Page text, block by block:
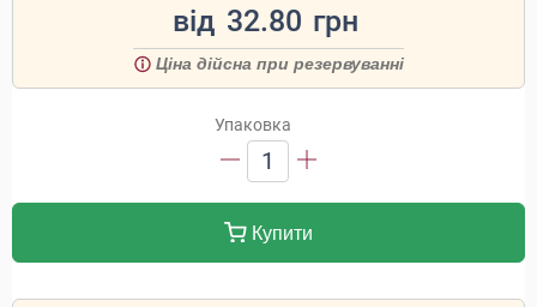
від 32.80 грн
Ціна дійсна при резервуванні
Упаковка
1
Купити